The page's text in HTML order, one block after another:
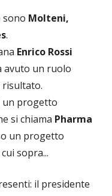
sono Molteni,
.
Enrico Rossi
avuto un ruolo
un progetto
si chiama Pharma
un progetto
sopra...
il presidente